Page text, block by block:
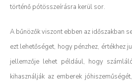
történő pótösszeírásra kerül sor.
A bűnözők viszont ebben az időszakban
ezt lehetőséget, hogy pénzhez, értékhez
jellemzője lehet például, hogy
kihasználják az emberek